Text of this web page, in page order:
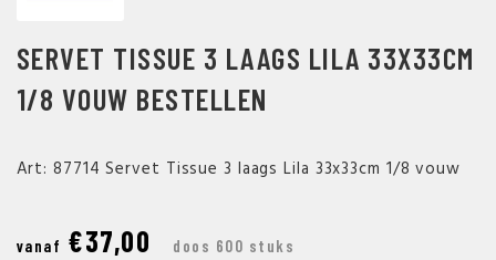
SERVET TISSUE 3 LAAGS LILA 33X33CM
1/8 VOUW BESTELLEN
Art: 87714 Servet Tissue 3 laags Lila 33x33cm 1/8 vouw
vanaf €37,00 doos 600 stuks